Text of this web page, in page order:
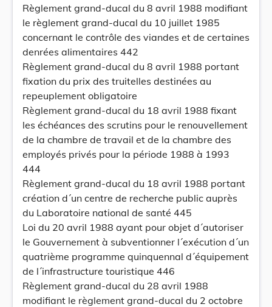
Règlement grand-ducal du 8 avril 1988 modifiant
le règlement grand-ducal du 10 juillet 1985
concernant le contrôle des viandes et de certaines
denrées alimentaires 442
Règlement grand-ducal du 8 avril 1988 portant
fixation du prix des truitelles destinées au
repeuplement obligatoire
Règlement grand-ducal du 18 avril 1988 fixant
les échéances des scrutins pour le renouvellement
de la chambre de travail et de la chambre des
employés privés pour la période 1988 à 1993
444
Règlement grand-ducal du 18 avril 1988 portant
création d´un centre de recherche public auprès
du Laboratoire national de santé 445
Loi du 20 avril 1988 ayant pour objet d´autoriser
le Gouvernement à subventionner l´exécution d´un
quatrième programme quinquennal d´équipement
de l´infrastructure touristique 446
Règlement grand-ducal du 28 avril 1988
modifiant le règlement grand-ducal du 2 octobre